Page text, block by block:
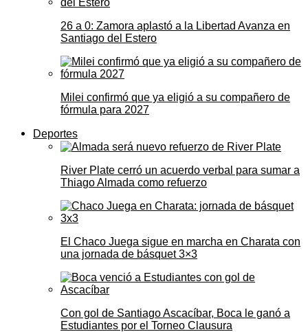
26 a 0: Zamora aplastó a la Libertad Avanza en
Santiago del Estero
Milei confirmó que ya eligió a su compañero de
fórmula para 2027
Deportes
River Plate cerró un acuerdo verbal para sumar a
Thiago Almada como refuerzo
El Chaco Juega sigue en marcha en Charata con
una jornada de básquet 3×3
Con gol de Santiago Ascacíbar, Boca le ganó a
Estudiantes por el Torneo Clausura